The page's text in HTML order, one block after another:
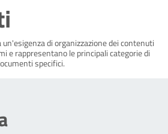
di organizzazione dei contenuti
e rappresentano le principali categorie di
specifici.